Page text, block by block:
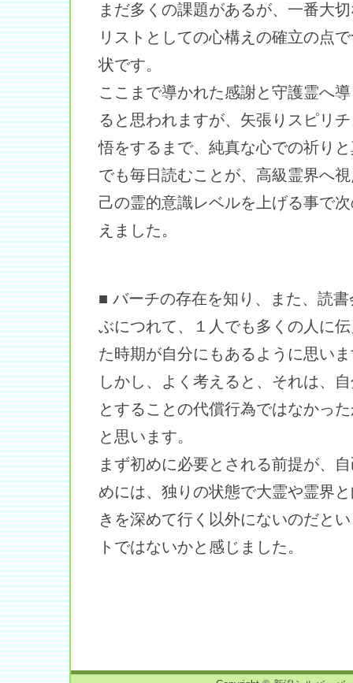
まだ多くの課題があるが、一番大
リストとしての心構えの確立の点
状です。
ここまで導かれた感謝と守護霊へ
ると思われますが、矢張りスピリ
悟をするまで、純真な心での祈り
でも毎日読むことが、高級霊界へ
己の霊的意識レベルを上げる事で
えました。
■ バーチの存在を知り、また、読
ぶにつれて、１人でも多くの人に
た時期が自分にもあるように思い
しかし、よく考えると、それは、
とすることの代償行為ではなかっ
と思います。
まず初めに必要とされる前提が、
めには、独りの状態で大霊や霊界
きを深めて行く以外にないのだと
トではないかと感じました。